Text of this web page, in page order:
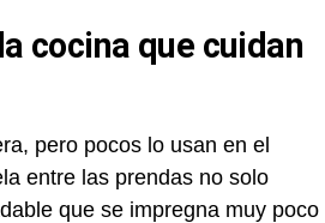
cocina que cuidan
pero pocos lo usan en el
entre las prendas no solo
que se impregna muy poco